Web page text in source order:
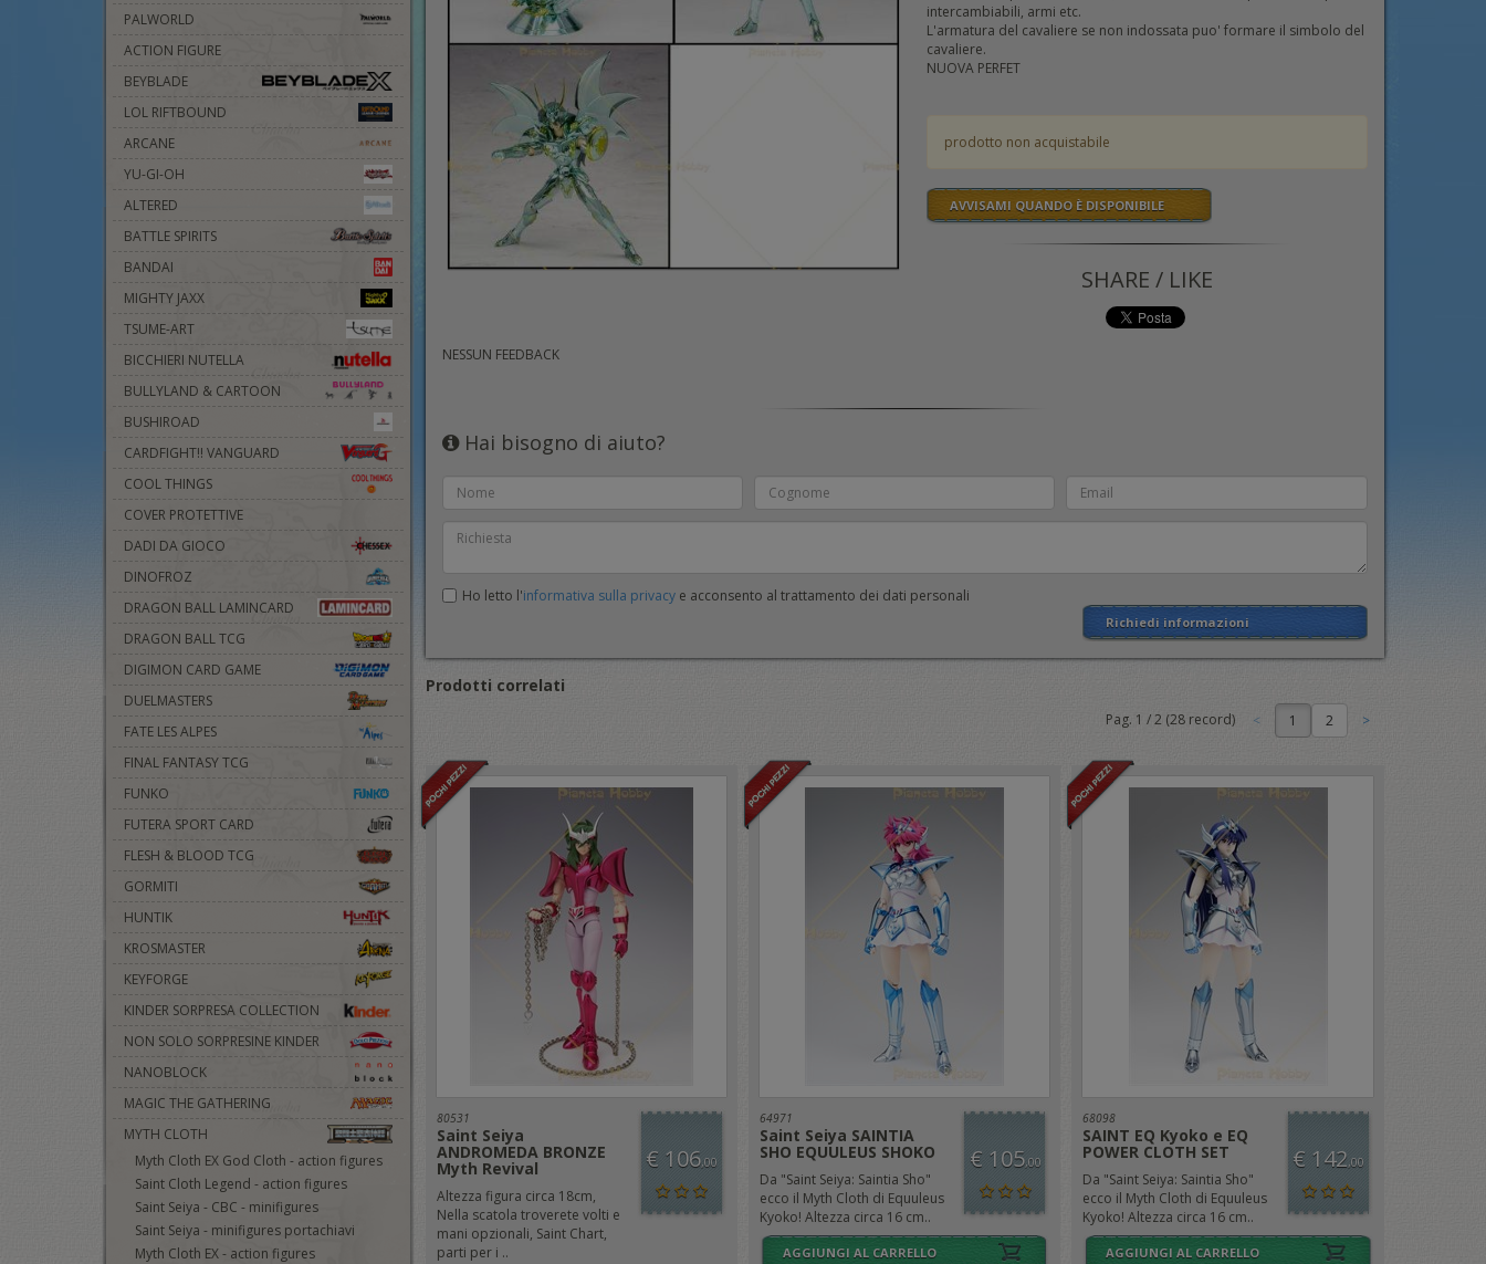
PALWORLD
ACTION FIGURE
BEYBLADE
LOL RIFTBOUND
ARCANE
YU-GI-OH
ALTERED
BATTLE SPIRITS
BANDAI
MIGHTY JAXX
TSUME-ART
BICCHIERI NUTELLA
BULLYLAND & CARTOON
BUSHIROAD
CARDFIGHT!! VANGUARD
COOL THINGS
COVER PROTETTIVE
DADI DA GIOCO
DINOFROZ
DRAGON BALL LAMINCARD
DRAGON BALL TCG
DIGIMON CARD GAME
DUELMASTERS
FATE LES ALPES
FINAL FANTASY TCG
FUNKO
FUTERA SPORT CARD
FLESH & BLOOD TCG
GORMITI
HUNTIK
KROSMASTER
KEYFORGE
KINDER SORPRESA COLLECTION
NON SOLO SORPRESINE KINDER
NANOBLOCK
MAGIC THE GATHERING
MYTH CLOTH
Myth Cloth EX God Cloth - action figures
Saint Cloth Legend - action figures
Saint Seiya - CBC - minifigures
Saint Seiya - minifigures portachiavi
Myth Cloth EX - action figures
intercambiabili, armi etc.
L'armatura del cavaliere se non indossata puo' formare il simbolo del
cavaliere.
NUOVA PERFET
prodotto non acquistabile
AVVISAMI QUANDO È DISPONIBILE
SHARE / LIKE
NESSUN FEEDBACK
Hai bisogno di aiuto?
Ho letto l'informativa sulla privacye acconsento al trattamento dei dati personali
Richiedi informazioni
Prodotti correlati
Pag. 1 /2 (28 record) 1
80531
Saint Seiya
ANDROMEDA BRONZE
Myth Revival
Altezza figura circa 18cm,
Nella scatola troverete volti e
mani opzionali, Saint Chart,
parti per i ..
€ 106,00
64971
Saint Seiya SAINTIA
SHO EQUULEUS SHOKO
Da "Saint Seiya: Saintia Sho"
ecco il Myth Cloth di Equuleus
Kyoko! Altezza circa 16 cm..
€ 105,00
AGGIUNGI AL CARRELLO
68098
SAINT EQ Kyoko e EQ
POWER CLOTH SET
Da "Saint Seiya: Saintia Sho"
ecco il Myth Cloth di Equuleus
Kyoko! Altezza circa 16 cm..
€ 142,00
AGGIUNGI AL CARRELLO